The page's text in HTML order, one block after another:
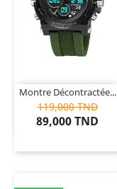
Montre Décontractée...
119,000 TND
89,000 TND